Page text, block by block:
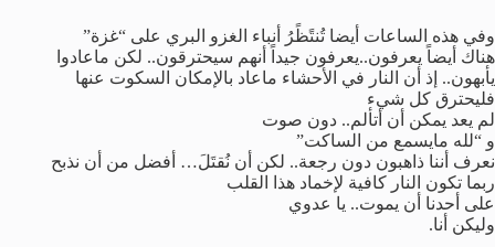
وفي هذه الساعات أيضا تُنتًظًرُ أنباء الغزو البري على “غزة”
هناك أيضاً يعرفون..يعرفون جيداً أنهم سيحترقون.. لكن ماعادوا
يأبهون.. إذ أن النار في الأحشاء ماعاد بالإمكان السكوت عنها
فليحترق كل شيء
لم يعد يمكن أن أتألم.. دون صوت
و “لله مايسمع من الساكت”
نعرف أننا ذاهبون دون رجعة.. لكن أن نُقتَلَ… أفضل من أن نذبح
ربما تكون النار كافية لإخماد هذا القلب
على أحدنا أن يموت.. يا عدوي
وليكن أنا.